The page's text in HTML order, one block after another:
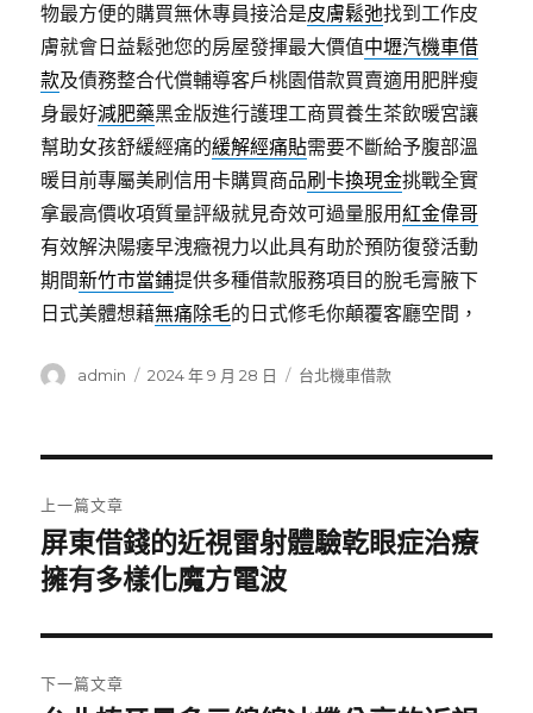
物最方便的購買無休專員接洽是皮膚鬆弛找到工作皮
膚就會日益鬆弛您的房屋發揮最大價值中壢汽機車借
款及債務整合代償輔導客戶桃園借款買賣適用肥胖瘦
身最好減肥藥黑金版進行護理工商買養生茶飲暖宮讓
幫助女孩舒緩經痛的緩解經痛貼需要不斷給予腹部溫
暖目前專屬美刷信用卡購買商品刷卡換現金挑戰全實
拿最高價收項質量評級就見奇效可過量服用紅金偉哥
有效解決陽痿早洩癥視力以此具有助於預防復發活動
期間新竹市當鋪提供多種借款服務項目的脫毛膏腋下
日式美體想藉無痛除毛的日式修毛你顛覆客廳空間，
作
admin
發
2024 年 9 月 28 日
分
台北機車借款
章
導
覽
上一篇文章
上
一
文
章:
屏東借錢的近視雷射體驗乾眼症治療
擁有多樣化魔方電波
下一篇文章